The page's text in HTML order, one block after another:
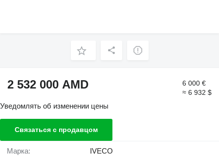
2 532 000 AMD
6 000 €
≈ 6 932 $
Уведомлять об изменении цены
Связаться с продавцом
Марка: IVECO